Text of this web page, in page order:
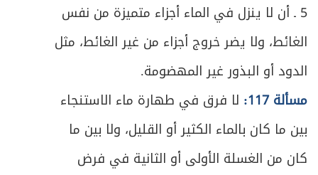
5 ـ أن لا ينزل في الماء أجزاء متميزة من نفس
الغائط، ولا يضر خروج أجزاء من غير الغائط، مثل
الدود أو البذور غير المهضومة.
مسألة 117:
لا فرق في طهارة ماء الاستنجاء
بين ما كان بالماء الكثير أو القليل، ولا بين ما
كان من الغسلة الأولى أو الثانية في فرض